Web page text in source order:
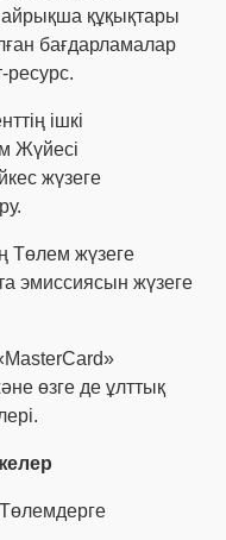
құқықтары
бағдарламалар
ішкі
Жүйесі
жүзеге
Төлем жүзеге
эмиссиясын жүзеге
өзге де ұлттық